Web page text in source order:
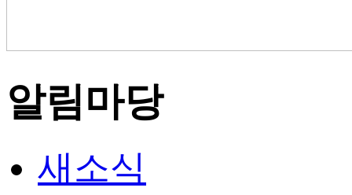
알림마당
새소식